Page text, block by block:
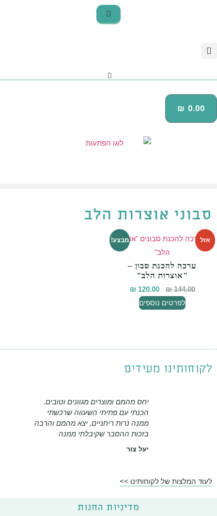
₪ 0.00
סבוני אוצרות הלב
מבצע! אזל
ערכה להכנת סבון –
"אוצרות הלב"
₪144.00
₪ 120.00
לפרטים נוספים
לקוחותינו מעידים
יחס מהמם ומוצרים מגוונים וטובים.
הכנתי עם פתיתי השעווה שרכשתי
ממנה נרות ריחניים, יצא מהמם והרבה
בזכות ההסבר שקיבלתי ממנה
יעל צור
לעוד המלצות של לקוחותינו >>
מדיניות החנות